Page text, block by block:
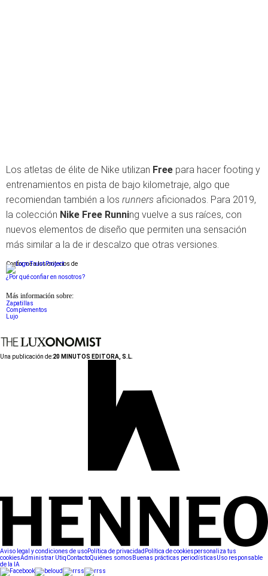
Los atletas de élite de Nike utilizan Free para hacer footing y
entrenamientos en pista de bajo kilometraje, algo que
recomiendan también a los runners aficionados. Para 2019,
la colección Nike Free Running vuelve a sus raíces, con
nuevos elementos de diseño que permiten una sensación
más similar a la de ir descalzo que otras versiones.
Conforme a los criterios de
¿Por qué confiar en nosotros?
Más información sobre:
Zapatillas
Complementos
Lujo
Una publicación de:20 MINUTOS EDITORA, S.L.
Aviso legal y condiciones de usoPolítica de privacidad Política de cookiespersonaliza tus
cookiesAdministrar UtiqContactoQuiénes somos Buenas prácticas periodísticasUso responsable
de la IA